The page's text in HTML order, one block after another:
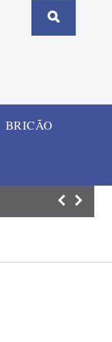
BRICÃO
Corsan